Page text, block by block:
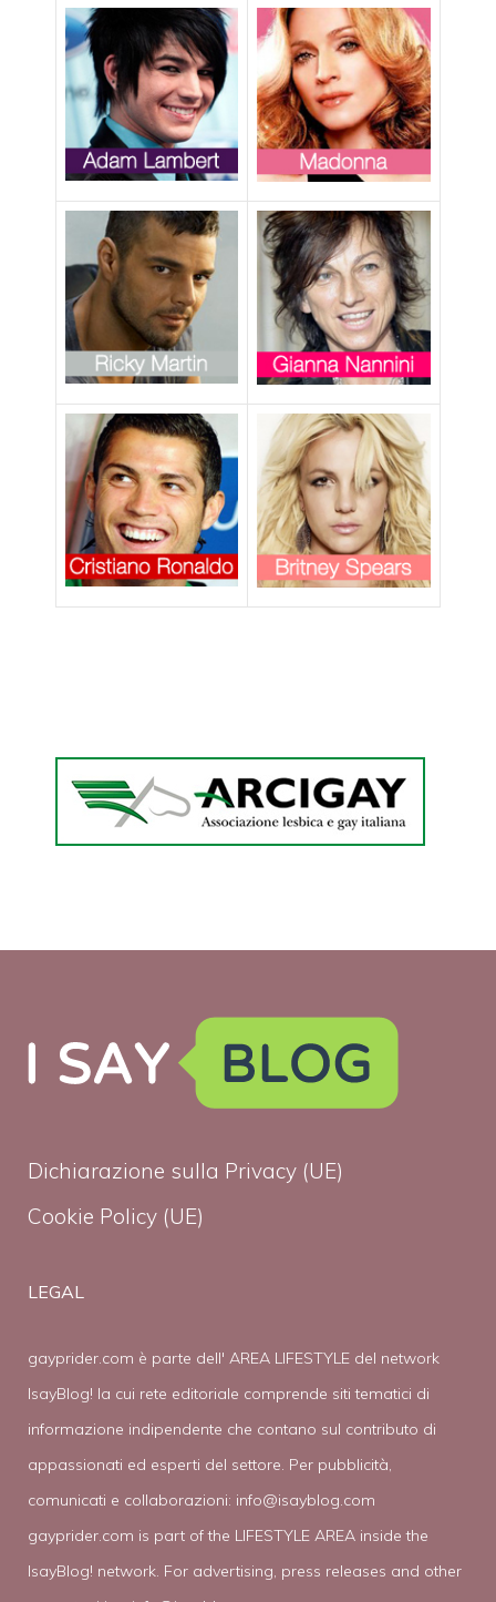
Dichiarazione sulla Privacy (UE)
Cookie Policy (UE)
LEGAL
gayprider.com è parte dell' AREA LIFESTYLE del network
IsayBlog! la cui rete editoriale comprende siti tematici di
informazione indipendente che contano sul contributo di
appassionati ed esperti del settore. Per pubblicità,
comunicati e collaborazioni: info@isayblog.com
gayprider.com is part of the LIFESTYLE AREA inside the
IsayBlog! network. For advertising, press releases and other